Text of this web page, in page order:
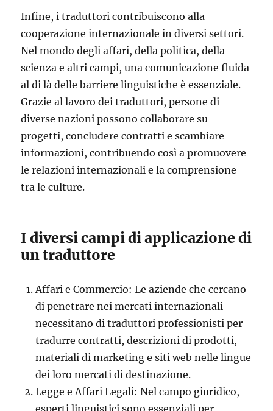
Infine, i traduttori contribuiscono alla
cooperazione internazionale in diversi settori.
Nel mondo degli affari, della politica, della
scienza e altri campi, una comunicazione fluida
al di là delle barriere linguistiche è essenziale.
Grazie al lavoro dei traduttori, persone di
diverse nazioni possono collaborare su
progetti, concludere contratti e scambiare
informazioni, contribuendo così a promuovere
le relazioni internazionali e la comprensione
tra le culture.
I diversi campi di applicazione di
un traduttore
Affari e Commercio: Le aziende che cercano
di penetrare nei mercati internazionali
necessitano di traduttori professionisti per
tradurre contratti, descrizioni di prodotti,
materiali di marketing e siti web nelle lingue
dei loro mercati di destinazione.
Legge e Affari Legali: Nel campo giuridico,
esperti linguistici sono essenziali per